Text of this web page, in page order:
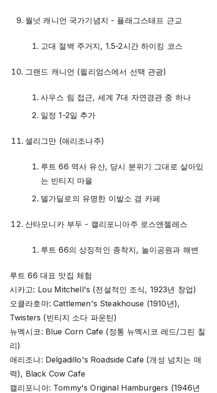
월넛 캐니언 국가기념지 - 플래그스태프 근교
고대 절벽 주거지, 1.5-2시간 하이킹 코스
그랜드 캐니언 (윌리엄스에서 선택 관광)
사우스 림 접근, 세계 7대 자연경관 중 하나
일정 1-2일 추가
셀리그만 (애리조나주)
루트 66 역사 유산, 당시 분위기 그대로 살아있
는 빈티지 마을
델가딜로의 유명한 이발소 겸 카페
산타모니카 부두 - 캘리포니아주 로스앤젤레스
루트 66의 상징적인 종착지, 놀이공원과 해변
루트 66 대표 맛집 체험
시카고: Lou Mitchell's (전설적인 조식, 1923년 창업)
오클라호마: Cattlemen's Steakhouse (1910년),
Twisters (빈티지 소다 파운틴)
뉴멕시코: Blue Corn Cafe (정통 뉴멕시코 레드/그린 칠
리)
애리조나: Delgadillo's Roadside Cafe (개성 넘치는 매
력), Black Cow Cafe
캘리포니아: Tommy's Original Hamburgers (1946년